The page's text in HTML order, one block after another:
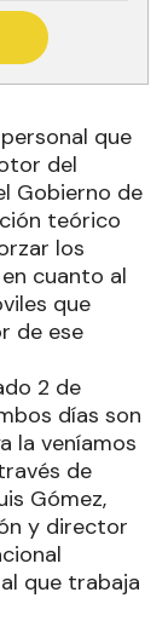
que
del
Gobierno de
teórico
los
cuanto al
que
de ese
2 de
días son
la veníamos
de
Gómez,
y director
que trabaja